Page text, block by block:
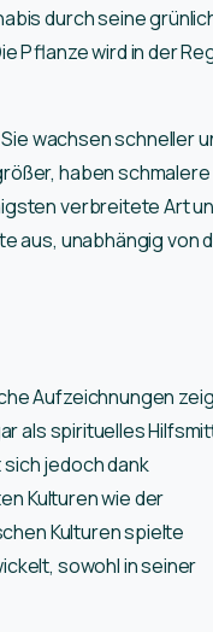
durch seine
Pflanze wird in der
wachsen schneller
haben schmalere
verbreitete Art
aus, unabhängig von
Aufzeichnungen
als spirituelles
jedoch dank
Kulturen wie der
Kulturen spielte
sowohl in seiner